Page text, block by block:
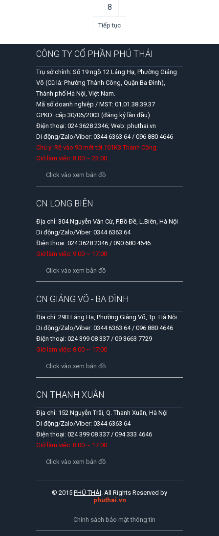
8
Tiếp tục
CÔNG TY CỔ PHẦN PHÚ THÁI
Trụ sở chính: Số 19 ngõ 12 Láng Hạ, Phường Giảng
Võ (Cũ là: Phường Thành Công, Quận Ba Đình),
Thành phố Hà Nội, Việt Nam.
Mã số doanh nghiệp / MST: 01.01.38.39.37
GPKD: cấp 30/06/2003 (đăng ký lần đầu).
Điện thoại: 024 3628 2346; Web: phuthai.vn
Di động/Zalo/Viber: 0344 6363 64 / 096 880 4646
Chú ý: Rẽ vào 90 mét tới 101K3 Thành Công.
Giờ làm việc: 8:00 ~ 23:00.
Click vào xem bản đồ
CN LONG BIÊN
Địa chỉ: 304 Nguyễn Văn Cừ, P.Bồ Đề, L.Biên, Hà Nội
Di động/Zalo/Viber: 0344 6363 64
Điện thoại: 024 3628 2346 / 090 680 4646
Giờ làm việc: 9:00 ~ 17:00
Click vào xem bản đồ
CN GIẢNG VÕ - BA ĐÌNH
Địa chỉ: 29B Láng Hạ, Phường Giảng Võ, Tp. Hà Nội
Di động/Zalo/Viber: 0344 6363 64 / 096 880 4646
Điện thoại: 024 399 08 337 / 09 3663 7729
Giờ làm việc: 8:00 ~ 17:00
Click vào xem bản đồ
CN THANH XUÂN
Địa chỉ: 152 Nguyễn Trãi, Q. Thanh Xuân, Hà Nội
Di động/Zalo/Viber: 0344 6363 64
Điện thoại: 024 399 08 337 / 094 333 4646
Giờ làm việc: 8:00 ~ 17:00
Click vào xem bản đồ
© 2015 PHÚ THÁI. All Rights Reserved by
phuthai.vn
Chính sách bảo mật thông tin